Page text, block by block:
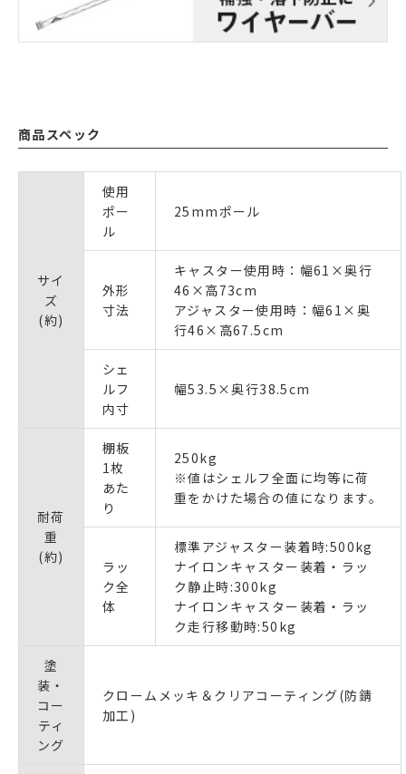
商品スペック
サイ
ズ
(約)
使用
ポー
ル
25mmポール
外形
寸法
キャスター使用時：幅61×奥行
46×高73cm
アジャスター使用時：幅61×奥
行46×高67.5cm
シェ
ルフ
内寸
幅53.5×奥行38.5cm
耐荷
重
(約)
棚板
1枚
あた
り
250kg
※値はシェルフ全面に均等に荷
重をかけた場合の値になります。
ラッ
ク全
体
標準アジャスター装着時:500kg
ナイロンキャスター装着・ラッ
ク静止時:300kg
ナイロンキャスター装着・ラッ
ク走行移動時:50kg
塗
装・
コー
ティ
ング
クロームメッキ＆クリアコーティング(防錆
加工)